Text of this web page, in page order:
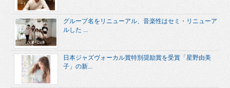
グループ名をリニューアル、音楽性はセミ・リニューア
ルした ...
日本ジャズヴォーカル賞特別奨励賞を受賞「星野由美
子」の新...